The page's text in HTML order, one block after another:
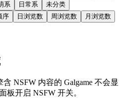
系 日常系
未分类
序 日浏览数 周浏览数
月浏览数
NSFW 内容的 Galgame 不会显
板开启 NSFW 开关。